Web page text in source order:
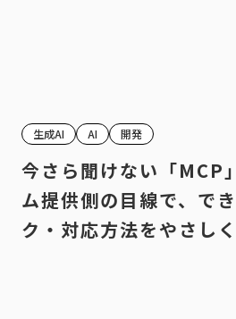
生成AI AI 開発
今さら聞けない「MCP
ム提供側の目線で、で
ク・対応方法をやさし